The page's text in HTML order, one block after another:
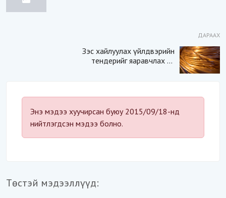
ДАРААХ
Зэс хайлуулах үйлдвэрийн
тендерийг яаравчлах нь
Энэ мэдээ хуучирсан буюу 2015/09/18-нд
нийтлэгдсэн мэдээ болно.
Төстэй мэдээллүүд: